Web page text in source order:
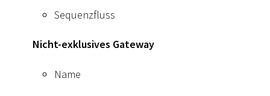
Sequenzfluss
Nicht-exklusives Gateway
Name